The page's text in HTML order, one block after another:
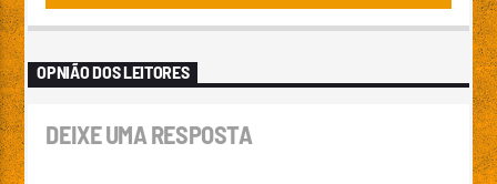
OPNIÃO DOS LEITORES
DEIXE UMA RESPOSTA